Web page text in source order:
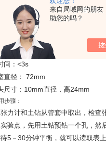
来自局域网的朋友
助您的吗？
度可选。
技术指标：
围：0到-85 kPa
的温度：0到+40℃
间：<3s
直径： 72mm
尺寸：10mm直径，高24mm
步骤：
力计和土钻从管套中取出，检查
验点，先用土钻预钻一个孔，然
5－30分钟平衡，就可以读取表